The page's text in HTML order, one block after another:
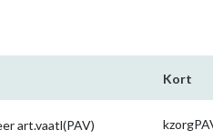
Kort
art.vaatl(PAV)